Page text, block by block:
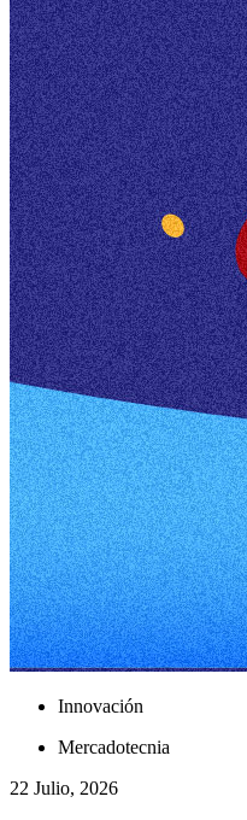
Innovación
Mercadotecnia
22 Julio, 2026